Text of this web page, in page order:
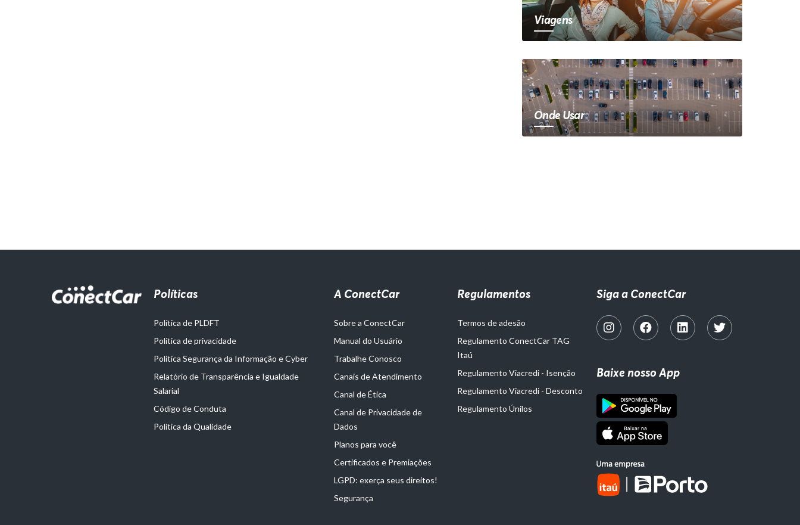
Viagens
Onde Usar
Políticas
Política de PLDFT
Política de privacidade
Política Segurança da Informação e Cyber
Relatório de Transparência e Igualdade
Salarial
Código de Conduta
Política da Qualidade
A ConectCar
Sobre a ConectCar
Manual do Usuário
Trabalhe Conosco
Canais de Atendimento
Canal de Ética
Canal de Privacidade de
Dados
Planos para você
Certificados e Premiações
LGPD: exerça seus direitos!
Segurança
Regulamentos
Termos de adesão
Regulamento ConectCar TAG
Itaú
Regulamento Viacredi - Isenção
Regulamento Viacredi - Desconto
Regulamento Únilos
Siga a ConectCar
Baixe nosso App